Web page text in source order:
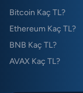
Bitcoin Kaç TL?
Ethereum Kaç TL?
BNB Kaç TL?
AVAX Kaç TL?